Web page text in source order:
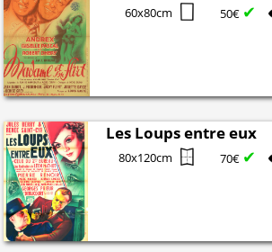
60x80cm 50€ ✔
Les Loups entre eux
80x120cm 70€ ✔